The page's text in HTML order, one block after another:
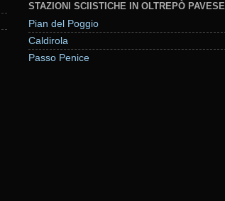
STAZIONI SCIISTICHE IN OLTREPÒ PAVESE
Pian del Poggio
Caldirola
Passo Penice